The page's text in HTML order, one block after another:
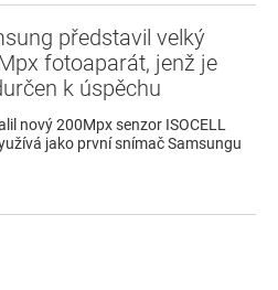
představil velký
fotoaparát, jenž je
k úspěchu
nový 200Mpx senzor ISOCELL
jako první snímač Samsungu